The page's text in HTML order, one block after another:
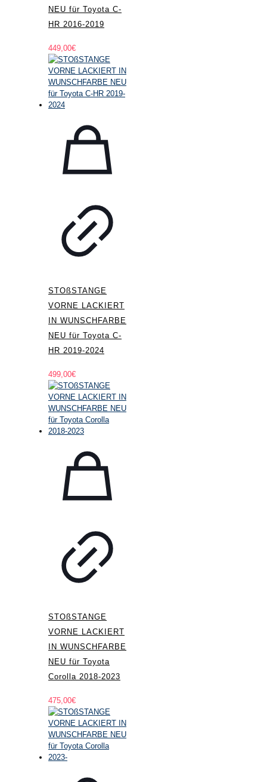
NEU für Toyota C-
HR 2016-2019
449,00€
STOßSTANGE
VORNE LACKIERT
IN WUNSCHFARBE
NEU für Toyota C-
HR 2019-2024
499,00€
STOßSTANGE
VORNE LACKIERT
IN WUNSCHFARBE
NEU für Toyota
Corolla 2018-2023
475,00€